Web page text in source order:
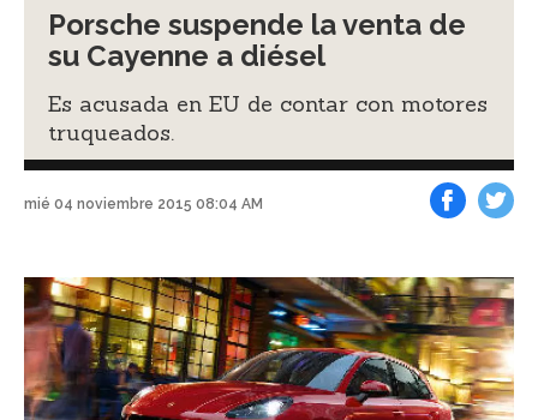
Porsche suspende la venta de
su Cayenne a diésel
Es acusada en EU de contar con motores
truqueados.
mié 04 noviembre 2015 08:04 AM